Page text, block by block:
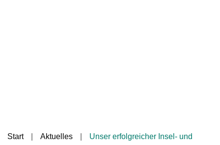
Start Aktuelles
Unser erfolgreicher Insel- und